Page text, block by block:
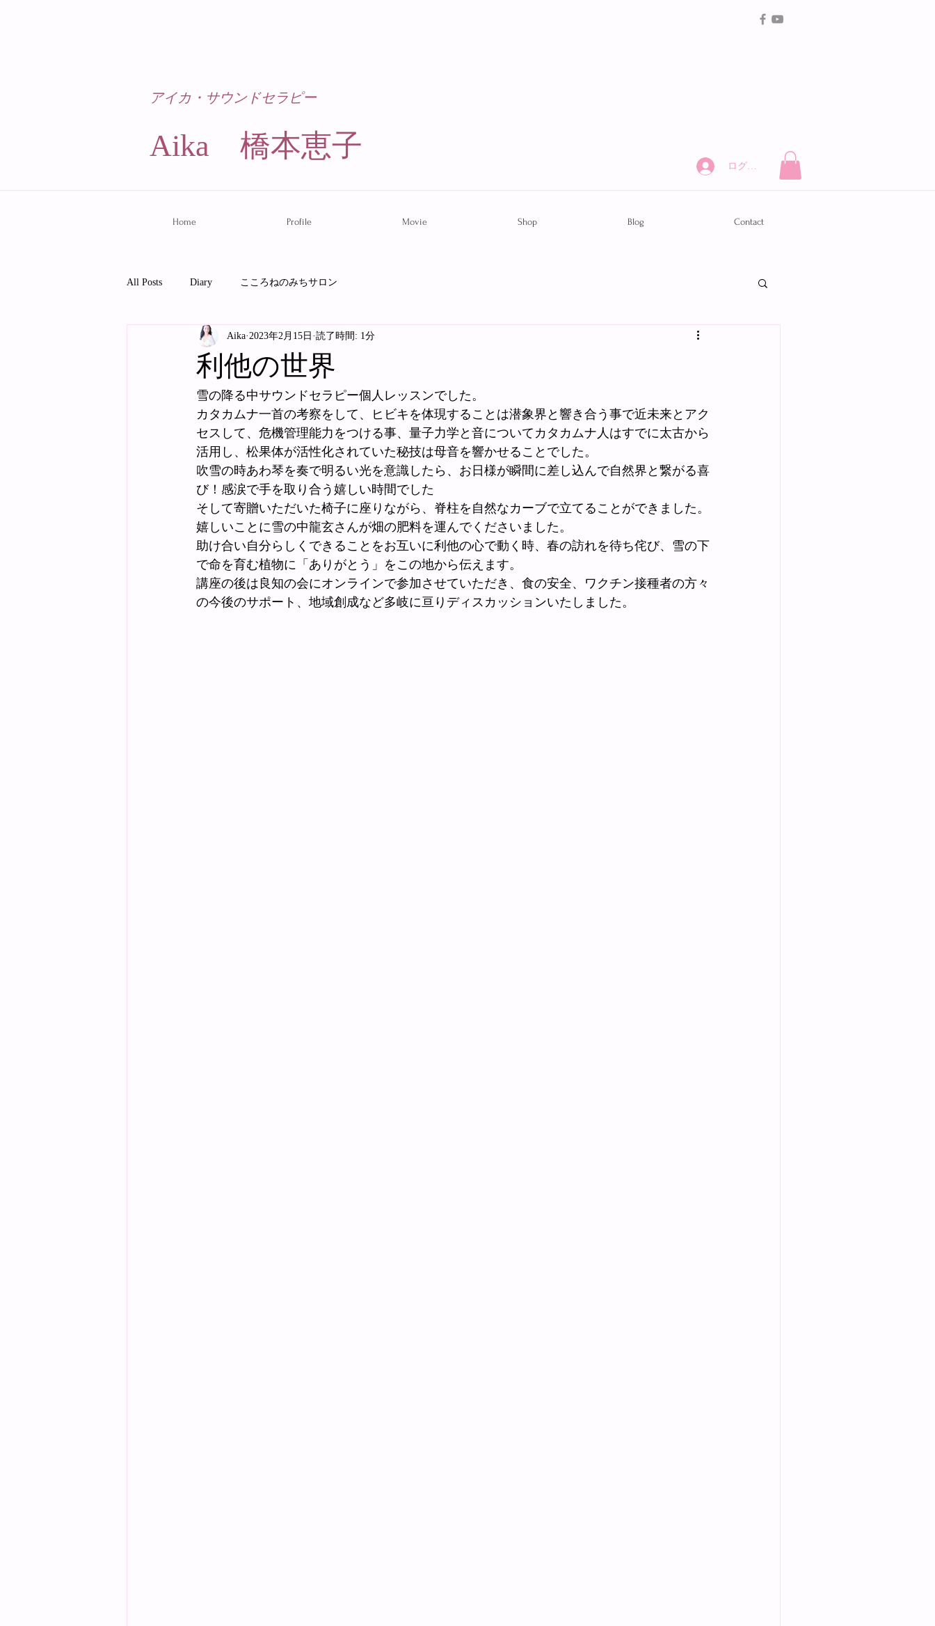
アイカ・サウンドセラピー
Aika 橋本恵子​
ログイン
Home Profile Movie Shop Blog Contact
All Posts Diary こころねのみちサロン
利他の世界
Aika 2023年2月15日 読了時間: 1分
雪の降る中サウンドセラピー個人レッスンでした。
カタカムナ一首の考察をして、ヒビキを体現することは潜象界と響き合う事で近未来とアク
セスして、危機管理能力をつける事、量子力学と音についてカタカムナ人はすでに太古から
活用し、松果体が活性化されていた秘技は母音を響かせることでした。
吹雪の時あわ琴を奏で明るい光を意識したら、お日様が瞬間に差し込んで自然界と繋がる喜
び！感涙で手を取り合う嬉しい時間でした
そして寄贈いただいた椅子に座りながら、脊柱を自然なカーブで立てることができました。
嬉しいことに雪の中龍玄さんが畑の肥料を運んでくださいました。
助け合い自分らしくできることをお互いに利他の心で動く時、春の訪れを待ち侘び、雪の下
で命を育む植物に「ありがとう」をこの地から伝えます。
講座の後は良知の会にオンラインで参加させていただき、食の安全、ワクチン接種者の方々
の今後のサポート、地域創成など多岐に亘りディスカッションいたしました。